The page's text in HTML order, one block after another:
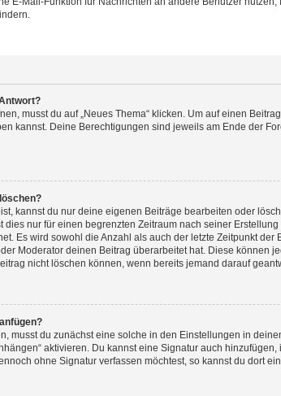
musst du auf „Neues Thema“ klicken. Um auf einen
kannst. Deine Berechtigungen sind jeweils am Ende der
kannst du nur deine eigenen Beiträge bearbeiten oder
nur für einen begrenzten Zeitraum nach seiner
Es wird sowohl die Anzahl als auch der letzte Zeitpunkt
Moderator deinen Beitrag überarbeitet hat. Diese
nicht löschen können, wenn bereits jemand darauf
musst du zunächst eine solche in den Einstellungen in
aktivieren. Du kannst eine Signatur auch
ohne Signatur verfassen möchtest, so kannst du dort